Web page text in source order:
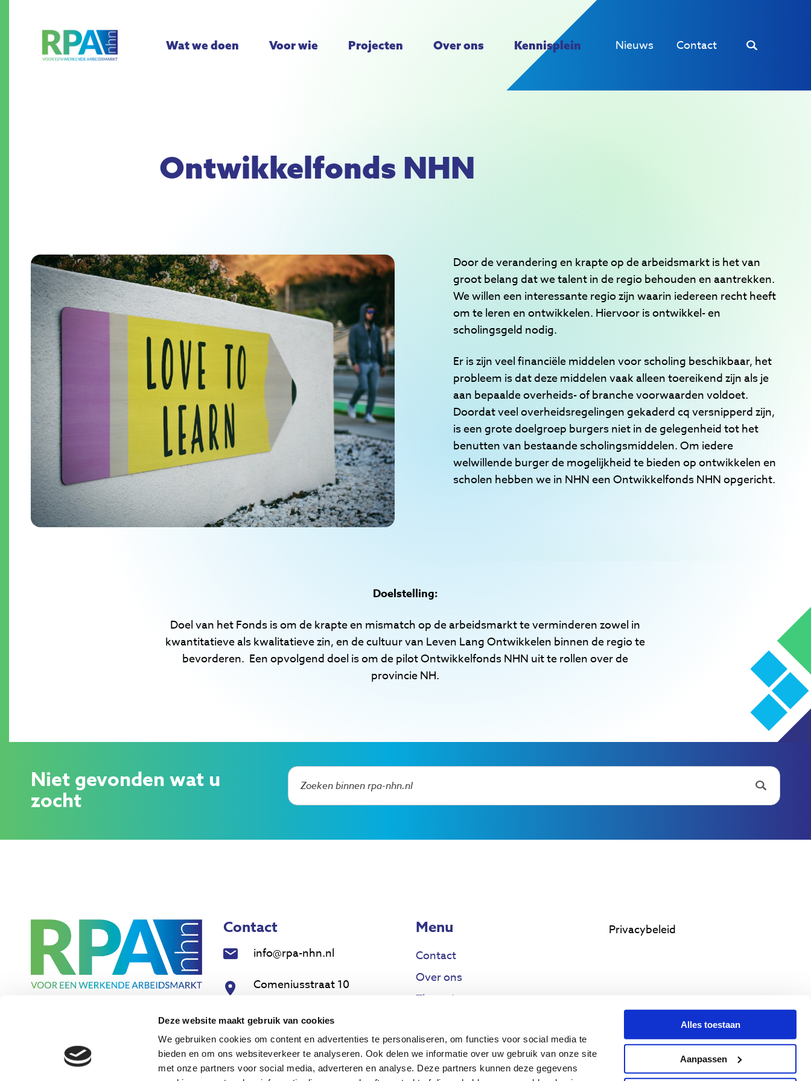
Deze website maakt gebruik van cookies
We gebruiken cookies om content en advertenties te personaliseren, om functies voor social media te
bieden en om ons websiteverkeer te analyseren. Ook delen we informatie over uw gebruik van onze site
met onze partners voor social media, adverteren en analyse. Deze partners kunnen deze gegevens
Alles toestaan
Aanpassen
Wat we doen Voor wie Projecten Over ons Kennisplein Nieuws Contact
Ontwikkelfonds NHN
Door de verandering en krapte op de arbeidsmarkt is het van
groot belang dat we talent in de regio behouden en aantrekken.
We willen een interessante regio zijn waarin iedereen recht heeft
om te leren en ontwikkelen. Hiervoor is ontwikkel- en
scholingsgeld nodig.
Er is zijn veel financiële middelen voor scholing beschikbaar, het
probleem is dat deze middelen vaak alleen toereikend zijn als je
aan bepaalde overheids- of branche voorwaarden voldoet.
Doordat veel overheidsregelingen gekaderd cq versnipperd zijn,
is een grote doelgroep burgers niet in de gelegenheid tot het
benutten van bestaande scholingsmiddelen. Om iedere
welwillende burger de mogelijkheid te bieden op ontwikkelen en
scholen hebben we in NHN een Ontwikkelfonds NHN opgericht.
Doelstelling:
Doel van het Fonds is om de krapte en mismatch op de arbeidsmarkt te verminderen zowel in
kwantitatieve als kwalitatieve zin, en de cultuur van Leven Lang Ontwikkelen binnen de regio te
bevorderen. Een opvolgend doel is om de pilot Ontwikkelfonds NHN uit te rollen over de
provincie NH.
Niet gevonden wat u
zocht
Contact
info@rpa-nhn.nl
Comeniusstraat 10
Nieuwsbrief
Menu
Contact
Over ons
Thema’s
Projecten
Privacybeleid